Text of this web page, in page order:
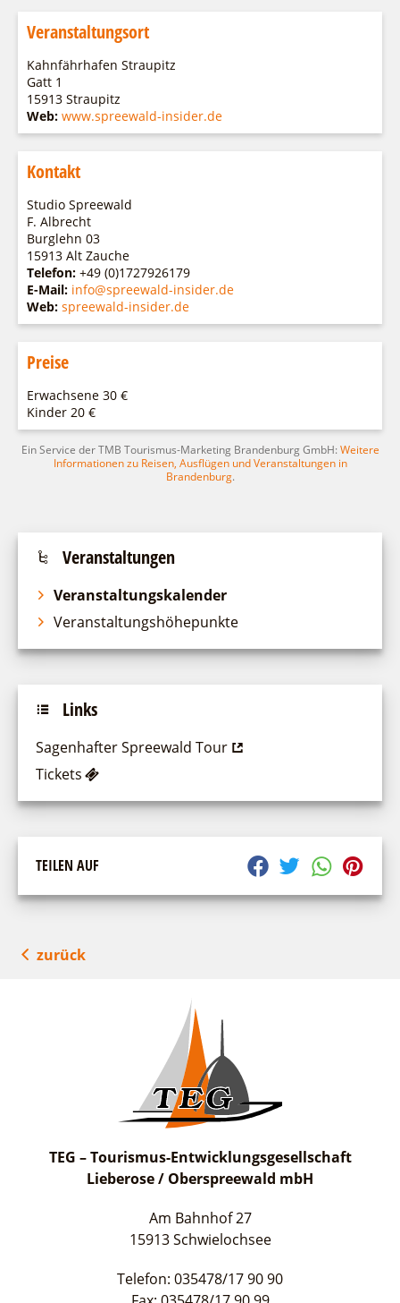
Veranstaltungsort
Kahnfährhafen Straupitz
Gatt 1
15913 Straupitz
Web: www.spreewald-insider.de
Kontakt
Studio Spreewald
F. Albrecht
Burglehn 03
15913 Alt Zauche
Telefon: +49 (0)1727926179
E-Mail: info@spreewald-insider.de
Web: spreewald-insider.de
Preise
Erwachsene 30 €
Kinder 20 €
Ein Service der TMB Tourismus-Marketing Brandenburg GmbH:Weitere
Informationen zu Reisen, Ausflügen und Veranstaltungen in
Brandenburg.
Veranstaltungen
Veranstaltungskalender
Veranstaltungshöhepunkte
Links
Sagenhafter Spreewald Tour
Tickets
TEILEN AUF
zurück
TEG – Tourismus-Entwicklungsgesellschaft
Lieberose / Oberspreewald mbH
Am Bahnhof 27
15913 Schwielochsee
Telefon: 035478/17 90 90